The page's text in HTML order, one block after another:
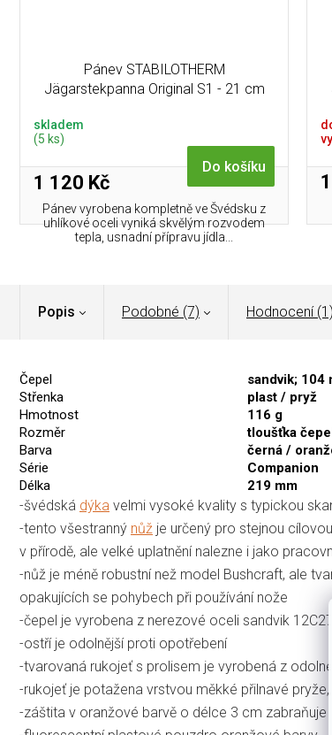
Pánev STABILOTHERM
Jägarstekpanna Original S1 - 21 cm
skladem
(5 ks)
1 120 Kč
Do košíku
Pánev vyrobena kompletně ve Švédsku z
uhlíkové oceli vyniká skvělým rozvodem
tepla, usnadní přípravu jídla...
Popis Podobné (7) Hodnocení (1)
Čepel
sandvik; 104
Střenka
plast / pryž
Hmotnost
116 g
Rozměr
tloušťka
Barva
černá /
Série
Companion
Délka
219 mm
-švédská dýka velmi vysoké kvality s typickou
-tento všestranný nůž je určený pro stejnou
v přírodě, ale velké uplatnění nalezne i jako
-nůž je méně robustní než model Bushcraft, ale
opakujících se pohybech při používání nože
-čepel je vyrobena z nerezové oceli sandvik
-ostří je odolnější proti opotřebení
-tvarovaná rukojeť s prolisem je vyrobená z
-rukojeť je potažena vrstvou měkké přilnavé
-záštita v oranžové barvě o délce 3 cm zabraňuje